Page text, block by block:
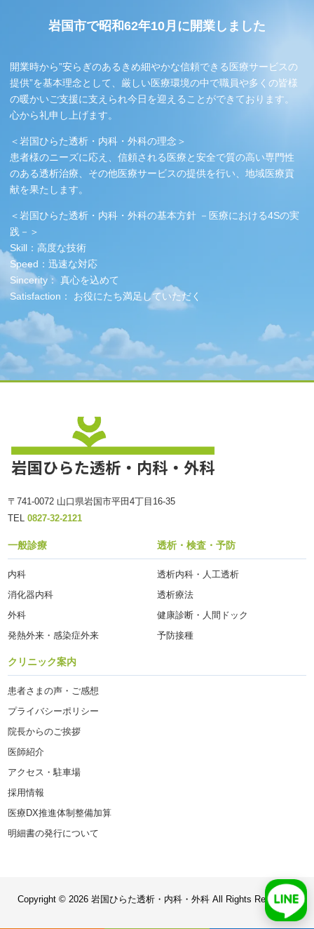
岩国市で昭和62年10月に開業しました
開業時から”安らぎのあるきめ細やかな信頼できる医療サービスの
提供”を基本理念として、厳しい医療環境の中で職員や多くの皆様
の暖かいご支援に支えられ今日を迎えることができております。
心から礼申し上げます。
＜岩国ひらた透析・内科・外科の理念＞
患者様のニーズに応え、信頼される医療と安全で質の高い専門性
のある透析治療、その他医療サービスの提供を行い、地域医療貢
献を果たします。
＜岩国ひらた透析・内科・外科の基本方針 －医療における4Sの実
践－＞
Skill：高度な技術
Speed：迅速な対応
Sincerity： 真心を込めて
Satisfaction： お役にたち満足していただく
〒741-0072 山口県岩国市平田4丁目16-35
TEL 0827-32-2121
一般診療
内科
消化器内科
外科
発熱外来・感染症外来
透析・検査・予防
透析内科・人工透析
透析療法
健康診断・人間ドック
予防接種
クリニック案内
患者さまの声・ご感想
プライバシーポリシー
院長からのご挨拶
医師紹介
アクセス・駐車場
採用情報
医療DX推進体制整備加算
明細書の発行について
Copyright © 2026 岩国ひらた透析・内科・外科 All Rights Reserved.
LINE